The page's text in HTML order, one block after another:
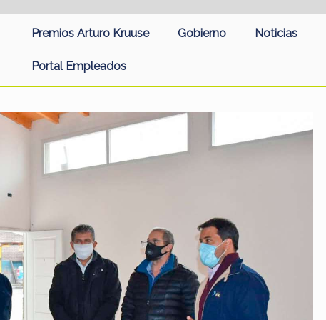
Premios Arturo Kruuse Gobierno Noticias
Portal Empleados